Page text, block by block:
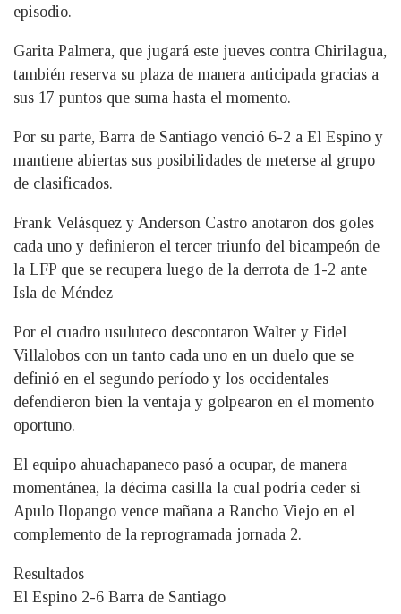
episodio.
Garita Palmera, que jugará este jueves contra Chirilagua,
también reserva su plaza de manera anticipada gracias a
sus 17 puntos que suma hasta el momento.
Por su parte, Barra de Santiago venció 6-2 a El Espino y
mantiene abiertas sus posibilidades de meterse al grupo
de clasificados.
Frank Velásquez y Anderson Castro anotaron dos goles
cada uno y definieron el tercer triunfo del bicampeón de
la LFP que se recupera luego de la derrota de 1-2 ante
Isla de Méndez
Por el cuadro usuluteco descontaron Walter y Fidel
Villalobos con un tanto cada uno en un duelo que se
definió en el segundo período y los occidentales
defendieron bien la ventaja y golpearon en el momento
oportuno.
El equipo ahuachapaneco pasó a ocupar, de manera
momentánea, la décima casilla la cual podría ceder si
Apulo Ilopango vence mañana a Rancho Viejo en el
complemento de la reprogramada jornada 2.
Resultados
El Espino 2-6 Barra de Santiago